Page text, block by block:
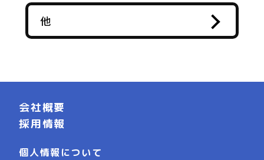
他
会社概要
採用情報
個人情報について